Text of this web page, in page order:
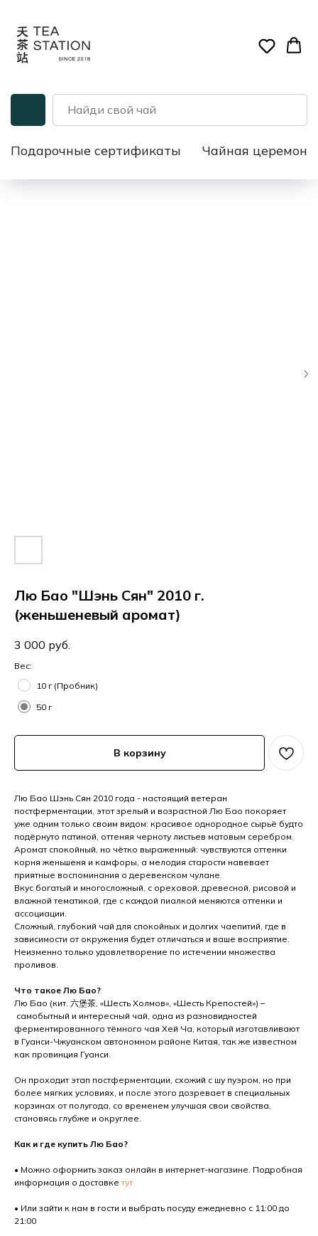
Подарочные сертификаты Чайная
Лю Бао "Шэнь Сян" 2010 г.
(женьшеневый аромат)
3 000 руб.
Вес:
10 г (Пробник)
50 г
В корзину
Лю Бао Шэнь Сян 2010 года - настоящий ветеран
постферментации, этот зрелый и возрастной Лю Бао покоряет
уже одним только своим видом: красивое однородное сырьё будто
подёрнуто патиной, оттеняя черноту листьев матовым серебром.
Аромат спокойный, но чётко выраженный: чувствуются оттенки
корня женьшеня и камфоры, а мелодия старости навевает
приятные воспоминания о деревенском чулане.
Вкус богатый и многосложный, с ореховой, древесной, рисовой и
влажной тематикой, где с каждой пиалкой меняются оттенки и
ассоциации.
Сложный, глубокий чай для спокойных и долгих чаепитий, где в
зависимости от окружения будет отличаться и ваше восприятие.
Неизменно только удовлетворение по истечении множества
проливов.
Что такое Лю Бао?
Лю Бао (кит. 六堡茶, «Шесть Холмов», «Шесть Крепостей») –
самобытный и интересный чай, одна из разновидностей
ферментированного тёмного чая Хей Ча, который изготавливают
в Гуанси-Чжуанском автономном районе Китая, так же известном
как провинция Гуанси.
Он проходит этап постферментации, схожий с шу пуэром, но при
более мягких условиях, и после этого дозревает в специальных
корзинах от полугода, со временем улучшая свои свойства,
становясь глубже и округлее.
Как и где купить Лю Бао?
• Можно оформить заказ онлайн в интернет-магазине. Подробная
информация о доставке тут
• Или зайти к нам в гости и выбрать посуду ежедневно с 11:00 до
21:00